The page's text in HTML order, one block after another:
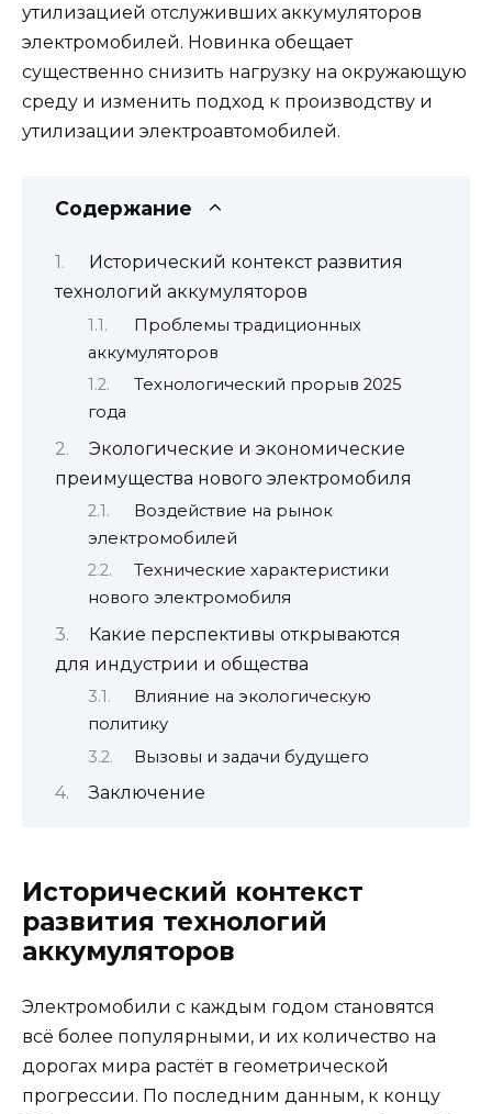
утилизацией отслуживших аккумуляторов
электромобилей. Новинка обещает
существенно снизить нагрузку на окружающую
среду и изменить подход к производству и
утилизации электроавтомобилей.
Содержание
Исторический контекст развития
технологий аккумуляторов
Проблемы традиционных
аккумуляторов
Технологический прорыв 2025
года
Экологические и экономические
преимущества нового электромобиля
Воздействие на рынок
электромобилей
Технические характеристики
нового электромобиля
Какие перспективы открываются
для индустрии и общества
Влияние на экологическую
политику
Вызовы и задачи будущего
Заключение
Исторический контекст
развития технологий
аккумуляторов
Электромобили с каждым годом становятся
всё более популярными, и их количество на
дорогах мира растёт в геометрической
прогрессии. По последним данным, к концу